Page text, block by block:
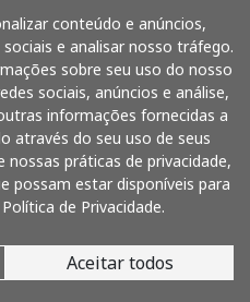
conteúdo e anúncios,
e analisar nosso tráfego.
sobre seu uso do nosso
sociais, anúncios e análise,
informações fornecidas a
através do seu uso de seus
nossas práticas de privacidade,
possam estar disponíveis para
de Privacidade.
Aceitar todos
com